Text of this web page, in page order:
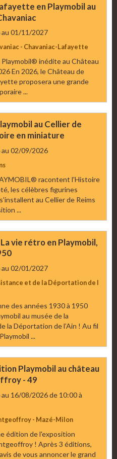
en Playmobil au
au 01/11/2027
- Chavaniac-Lafayette
inédite au Château
En 2026, le Château de
proposera une grande
...
au Cellier de
en miniature
au 02/09/2026
racontent l'Histoire
les célèbres figurines
au Cellier de Reims
...
vie rétro en Playmobil,
au 02/01/2027
et de la Déportation de l
des années 1930 à 1950
au musée de la
la Déportation de l’Ain ! Au fil
...
Playmobil au château
- 49
au 16/08/2026de 10:00à
- Mazé-Milon
édition de l'exposition
! Après 3 éditions,
de vous annoncer le grand